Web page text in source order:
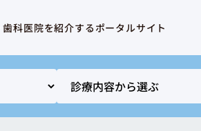
科医院を紹介するポータルサイト